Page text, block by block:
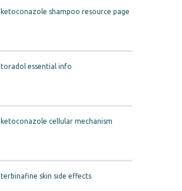
ketoconazole shampoo resource page
toradol essential info
ketoconazole cellular mechanism
terbinafine skin side effects